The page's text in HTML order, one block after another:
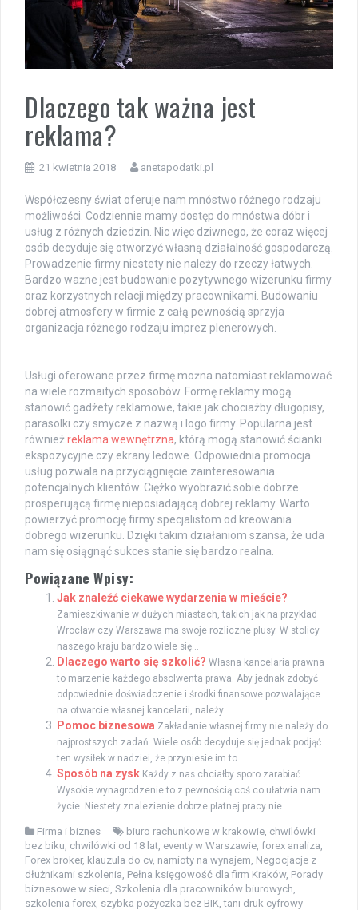
Dlaczego tak ważna jest
reklama?
21 kwietnia 2018 anetapodatki.pl
Współczesny świat oferuje nam mnóstwo różnego rodzaju
możliwości. Codziennie mamy dostęp do mnóstwa dóbr i
usług z różnych dziedzin. Nic więc dziwnego, że coraz więcej
osób decyduje się otworzyć własną działalność gospodarczą.
Prowadzenie firmy niestety nie należy do rzeczy łatwych.
Bardzo ważne jest budowanie pozytywnego wizerunku firmy
oraz korzystnych relacji między pracownikami. Budowaniu
dobrej atmosfery w firmie z całą pewnością sprzyja
organizacja różnego rodzaju imprez plenerowych.
Usługi oferowane przez firmę można natomiast reklamować
na wiele rozmaitych sposobów. Formę reklamy mogą
stanowić gadżety reklamowe, takie jak chociażby długopisy,
parasolki czy smycze z nazwą i logo firmy. Popularna jest
również reklama wewnętrzna, którą mogą stanowić ścianki
ekspozycyjne czy ekrany ledowe. Odpowiednia promocja
usług pozwala na przyciągnięcie zainteresowania
potencjalnych klientów. Ciężko wyobrazić sobie dobrze
prosperującą firmę nieposiadającą dobrej reklamy. Warto
powierzyć promocję firmy specjalistom od kreowania
dobrego wizerunku. Dzięki takim działaniom szansa, że uda
nam się osiągnąć sukces stanie się bardzo realna.
Powiązane Wpisy:
Jak znaleźć ciekawe wydarzenia w mieście?
Zamieszkiwanie w dużych miastach, takich jak na przykład
Wrocław czy Warszawa ma swoje rozliczne plusy. W stolicy
naszego kraju bardzo wiele się...
Dlaczego warto się szkolić? Własna kancelaria prawna
to marzenie każdego absolwenta prawa. Aby jednak zdobyć
odpowiednie doświadczenie i środki finansowe pozwalające
na otwarcie własnej kancelarii, należy...
Pomoc biznesowa Zakładanie własnej firmy nie należy do
najprostszych zadań. Wiele osób decyduje się jednak podjąć
ten wysiłek w nadziei, że przyniesie im to...
Sposób na zysk Każdy z nas chciałby sporo zarabiać.
Wysokie wynagrodzenie to z pewnością coś co ułatwia nam
życie. Niestety znalezienie dobrze płatnej pracy nie...
Firma i biznes biuro rachunkowe w krakowie chwilówki
bez biku chwilówki od 18 lat eventy w Warszawie forex analiza
Forex broker, klauzula do cv, namioty na wynajem Negocjacje z
dłużnikami szkolenia Pełna księgowość dla firm Kraków, Porady
biznesowe w sieci Szkolenia dla pracowników biurowych
szkolenia forex szybka pożyczka bez BIK ,tani druk cyfrowy